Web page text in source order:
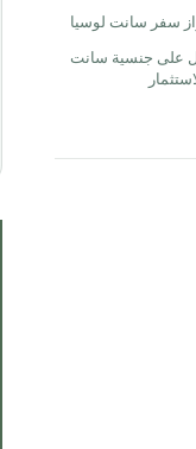
سفر سانت لوسيا
على جنسية سانت